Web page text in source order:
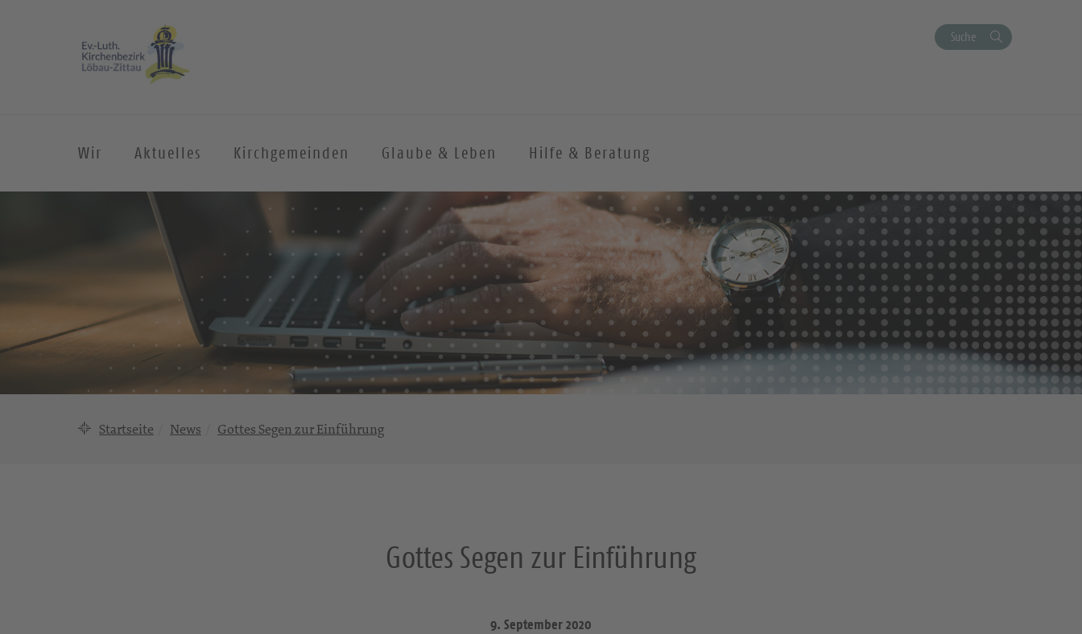
Suche
Wir Aktuelles Kirchgemeinden Glaube & Leben Hilfe & Beratung
Startseite News Gottes Segen zur Einführung
Gottes Segen zur Einführung
9. September 2020